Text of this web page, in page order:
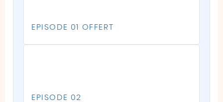
EPISODE 01 OFFERT
EPISODE 02